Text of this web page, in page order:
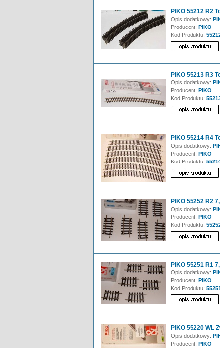
PIKO 55212 R2
Opis dodatkowy:
Producent: PIKO
Kod Produktu:
PIKO 55213 R3
Opis dodatkowy:
Producent: PIKO
Kod Produktu:
PIKO 55214 R4
Opis dodatkowy:
Producent: PIKO
Kod Produktu:
PIKO 55252 R2
Opis dodatkowy:
Producent: PIKO
Kod Produktu:
PIKO 55251 R1
Opis dodatkowy:
Producent: PIKO
Kod Produktu:
PIKO 55220 WL
Opis dodatkowy:
Producent: PIKO